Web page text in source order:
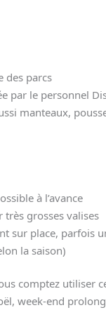
des parcs
par le personnel
manteaux,
à l’avance
grosses valises
sur place, parfois
la saison)
comptez utiliser
week-end